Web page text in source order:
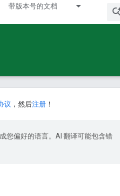
带版本号的文档
议 ，然后注册 ！
您偏好的语言。AI 翻译可能包含错